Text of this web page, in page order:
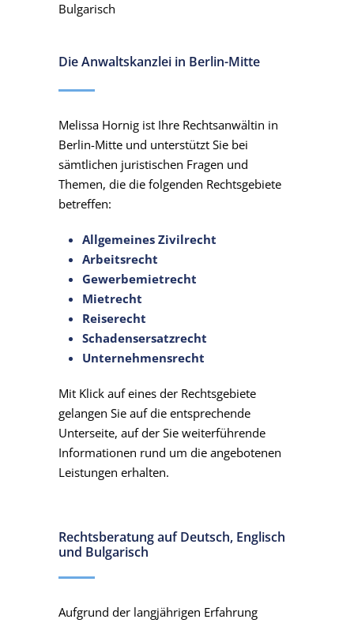
Bulgarisch
Die Anwaltskanzlei in Berlin-Mitte
Melissa Hornig ist Ihre Rechtsanwältin in
Berlin-Mitte und unterstützt Sie bei
sämtlichen juristischen Fragen und
Themen, die die folgenden Rechtsgebiete
betreffen:
Allgemeines Zivilrecht
Arbeitsrecht
Gewerbemietrecht
Mietrecht
Reiserecht
Schadensersatzrecht
Unternehmensrecht
Mit Klick auf eines der Rechtsgebiete
gelangen Sie auf die entsprechende
Unterseite, auf der Sie weiterführende
Informationen rund um die angebotenen
Leistungen erhalten.
Rechtsberatung auf Deutsch, Englisch
und Bulgarisch
Aufgrund der langjährigen Erfahrung